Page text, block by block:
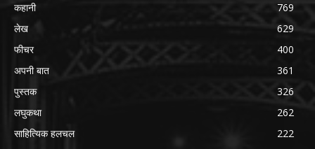
कहानी
769
लेख
629
फीचर
400
अपनी बात
361
पुस्तक
326
लघुकथा
262
साहित्यिक हलचल
222